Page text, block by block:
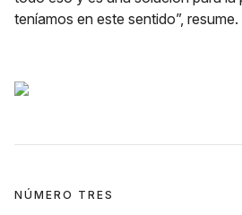
teníamos en este sentido”, resume.
NÚMERO TRES